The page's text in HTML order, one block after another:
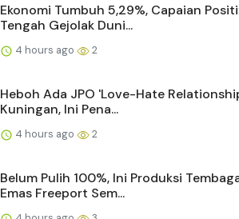
Ekonomi Tumbuh 5,29%, Capaian
Tengah Gejolak Duni...
4 hours ago 2
Heboh Ada JPO 'Love-Hate
Kuningan, Ini Pena...
4 hours ago 2
Belum Pulih 100%, Ini Produksi
Emas Freeport Sem...